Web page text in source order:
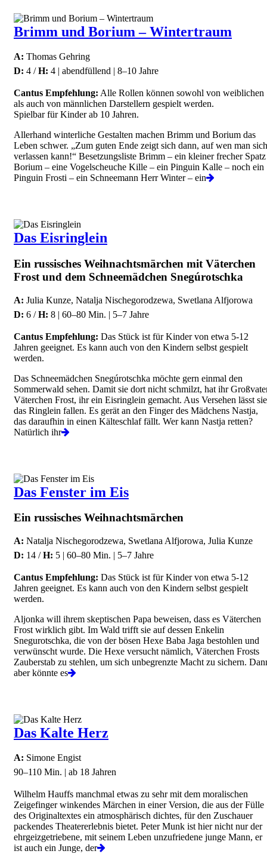
Brimm und Borium – Wintertraum
A: Thomas Gehring
D: 4 /H: 4 | abendfüllend | 8–10 Jahre
Cantus Empfehlung: Alle Rollen können sowohl von weiblichen
als auch von männlichen Darstellern gespielt werden.
Spielbar für Kinder ab 10 Jahren.
Allerhand winterliche Gestalten machen Brimm und Borium das
Leben schwer. „Zum guten Ende zeigt sich dann, auf wen man sich
verlassen kann!“ Besetzungsliste Brimm – ein kleiner frecher Spatz
Borium – eine Vogelscheuche Kille – ein Pinguin Kalle – noch ein
Pinguin Frosti – ein Schneemann Herr Winter – ein
Das Eisringlein
Ein russisches Weihnachtsmärchen mit Väterchen
Frost und dem Schneemädchen Snegúrotschka
A: Julia Kunze, Natalja Nischegorodzewa, Swetlana Alfjorowa
D: 6 /H: 8 | 60–80 Min. | 5–7 Jahre
Cantus Empfehlung: Das Stück ist für Kinder von etwa 5-12
Jahren geeignet. Es kann auch von den Kindern selbst gespielt
werden.
Das Schneemädchen Snegúrotschka möchte gern einmal den
Sommerwald sehen. Damit sie dort nicht schmilzt, hat ihr
Väterchen Frost, ihr ein Eisringlein gemacht. Aus Versehen lässt sie
das Ringlein fallen. Es gerät an den Finger des Mädchens Nastja,
das daraufhin in einen Kälteschlaf fällt. Wer kann Nastja retten?
Natürlich ihr
Das Fenster im Eis
Ein russisches Weihnachtsmärchen
A: Natalja Nischegorodzewa, Swetlana Alfjorowa, Julia Kunze
D: 14 /H: 5 | 60–80 Min. | 5–7 Jahre
Cantus Empfehlung: Das Stück ist für Kinder von etwa 5-12
Jahren geeignet. Es kann auch von den Kindern selbst gespielt
werden.
Aljonka will ihrem skeptischen Papa beweisen, dass es Väterchen
Frost wirklich gibt. Im Wald trifft sie auf dessen Enkelin
Snegurotschka, die von der bösen Hexe Baba Jaga bestohlen und
verwünscht wurde. Die Hexe versucht nämlich, Väterchen Frosts
Zauberstab zu stehlen, um sich unbegrenzte Macht zu sichern.
aber könnte es
Das Kalte Herz
A: Simone Engist
90–110 Min. | ab 18 Jahren
Wilhelm Hauffs manchmal etwas zu sehr mit dem moralischen
Zeigefinger winkendes Märchen in einer Version, die aus der Fülle
des Originaltextes ein atmosphärisch dichtes, für den Zuschauer
packendes Theatererlebnis bietet. Peter Munk ist hier nicht nur der
ehrgeizgetriebene, mit seinem Leben unzufriedene junge Mann, er
ist auch ein Junge, der